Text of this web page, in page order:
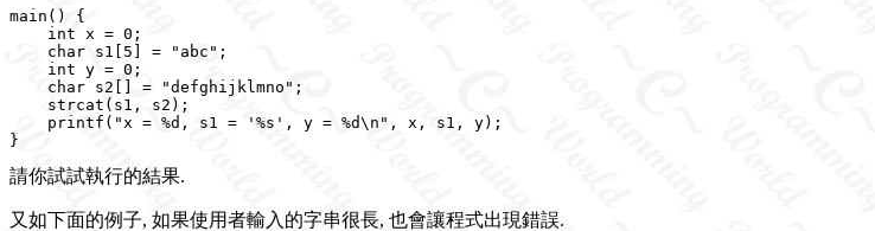
main() {
    int x = 0;
    char s1[5] = "abc";
    int y = 0;
    char s2[] = "defghijklmno";
    strcat(s1, s2);
    printf("x = %d, s1 = '%s', y = %d\n", x, s1, y);
請你試試執行的結果.
又如下面的例子, 如果使用者輸入的字串很長, 也會讓程式出現錯誤.